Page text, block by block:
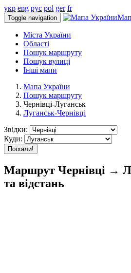
укр eng рус pol ger fr
Toggle navigation
Міста України
Області
Пошук маршруту
Пошук вулиці
Інші мапи
Мапа України
Пошук маршруту
Чернівці-Луганськ
Луганськ-Чернівці
Звідки:
Куди:
Поїхали!
Маршрут Чернівці →
та відстань